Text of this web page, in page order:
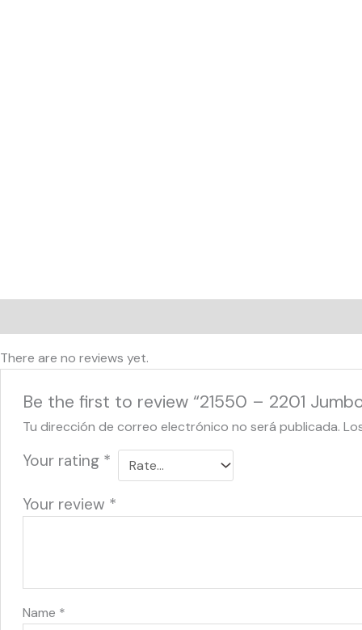
There are no reviews yet.
Be the first to review “21550 – 2201
Tu dirección de correo electrónico no será publicada.
Your rating *
Your review *
Name *